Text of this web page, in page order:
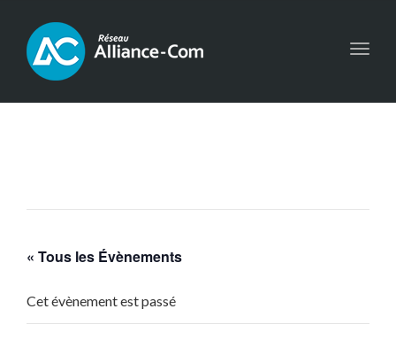
« Tous les Évènements
Cet évènement est passé